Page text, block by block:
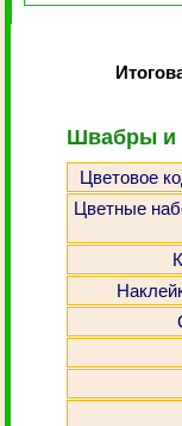
Швабры и
Цветовое
Цветные